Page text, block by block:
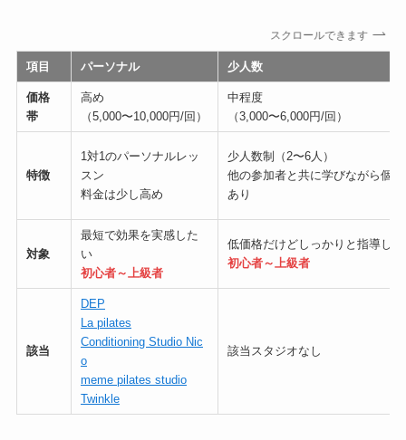
スクロールできます
項目 パーソナル 少人数
価格
帯
高め
（5,000〜10,000円/回）
中程度
（3,000〜6,000円/回）
特徴
1対1のパーソナルレッ
スン
料金は少し高め
少人数制（2〜6人）
他の参加者と共に学びながら個
あり
対象
最短で効果を実感した
い
初心者～上級者
低価格だけどしっかりと指導し
初心者～上級者
該当
DEP
La pilates
Conditioning Studio Nic
o
meme pilates studio
Twinkle
該当スタジオなし